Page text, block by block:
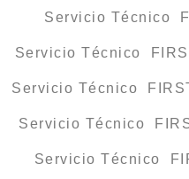
Servicio Técnico
Servicio Técnico
Servicio Técnico
Servicio Técnico
Servicio Técnico